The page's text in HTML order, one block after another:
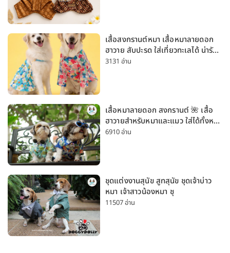
เสื้อสงกรานต์หมา เสื้อหมาลายดอก
ฮาวาย สับปะรด ใส่เที่ยวทะเลได้ น่ารัก
ใส่ได้ทั้งหมาเล็กและหมาใหญ่
3131 อ่าน
เสื้อหมาลายดอก สงกรานต์ 🌺 เสื้อ
ฮาวายสำหรับหมาและแมว ใส่ได้ทั้งหมา
เล็กและหมาใหญ่ ใส่เที่ยวทะเลน่ารัก
6910 อ่าน
ชุดแต่งงานสุนัข สูทสุนัข ชุดเจ้าบ่าว
หมา เจ้าสาวน้องหมา ชุ
11507 อ่าน